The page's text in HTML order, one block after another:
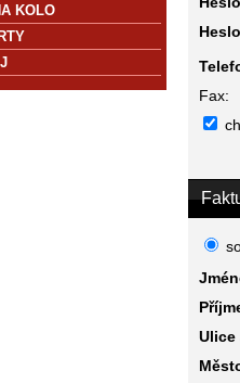
Fax:
Ulice
KOLO